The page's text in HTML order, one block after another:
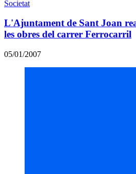
Societat
L'Ajuntament de Sant Joan
les obres del carrer Ferrocarril
05/01/2007